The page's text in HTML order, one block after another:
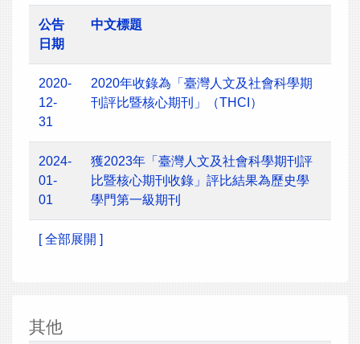
公告
日期
中文標題
2020-
12-
31
2020年收錄為「臺灣人文及社會科學期
刊評比暨核心期刊」（THCI）
2024-
01-
01
獲2023年「臺灣人文及社會科學期刊評
比暨核心期刊收錄」評比結果為歷史學
學門第一級期刊
[ 全部展開 ]
其他